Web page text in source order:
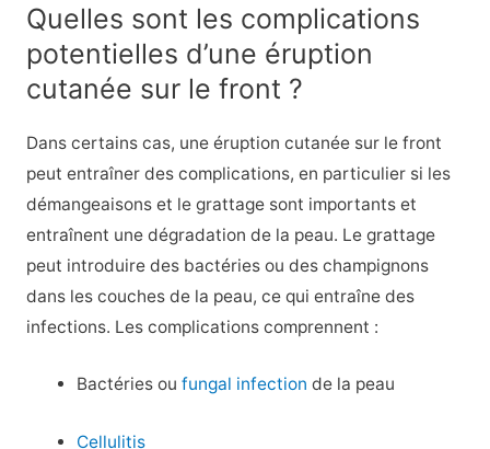
Quelles sont les complications
potentielles d’une éruption
cutanée sur le front ?
Dans certains cas, une éruption cutanée sur le front
peut entraîner des complications, en particulier si les
démangeaisons et le grattage sont importants et
entraînent une dégradation de la peau. Le grattage
peut introduire des bactéries ou des champignons
dans les couches de la peau, ce qui entraîne des
infections. Les complications comprennent :
Bactéries oufungal infection de la peau
Cellulitis